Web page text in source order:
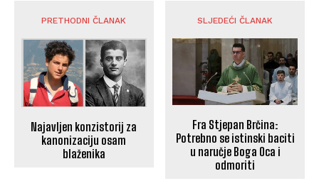
PRETHODNI ČLANAK
Najavljen konzistorij za
kanonizaciju osam
blaženika
SLJEDEĆI ČLANAK
Fra Stjepan Brčina:
Potrebno se istinski baciti
u naručje Boga Oca i
odmoriti